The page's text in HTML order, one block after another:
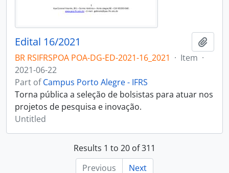
Edital 16/2021
BR RSIFRSPOA POA-DG-ED-2021-16_2021 · Item ·
2021-06-22
Part ofCampus Porto Alegre - IFRS
Torna pública a seleção de bolsistas para atuar nos
projetos de pesquisa e inovação.
Untitled
Results 1 to 20 of 311
Previous
Next